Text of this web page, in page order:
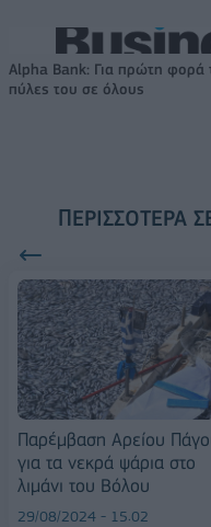
Alpha Bank: Για πρώτη φορά
πύλες του σε όλους
ΠΕΡΙΣΣΌΤΕΡΑ
Παρέμβαση Αρείου
για τα νεκρά ψάρια στο
λιμάνι του Βόλου
29/08/2024 - 15:02